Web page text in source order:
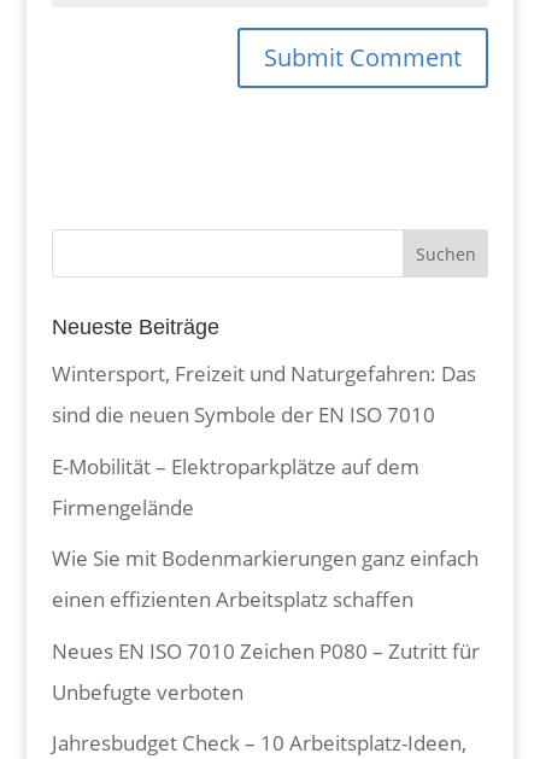
Neueste Beiträge
Wintersport, Freizeit und Naturgefahren: Das
sind die neuen Symbole der EN ISO 7010
E-Mobilität – Elektroparkplätze auf dem
Firmengelände
Wie Sie mit Bodenmarkierungen ganz einfach
einen effizienten Arbeitsplatz schaffen
Neues EN ISO 7010 Zeichen P080 – Zutritt für
Unbefugte verboten
Jahresbudget Check – 10 Arbeitsplatz-Ideen,